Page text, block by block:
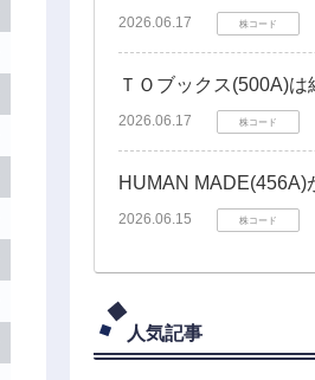
2026.06.17 株コード
ＴＯブックス(500A)は
2026.06.17 株コード
HUMAN MADE(456A)
2026.06.15 株コード
人気記事